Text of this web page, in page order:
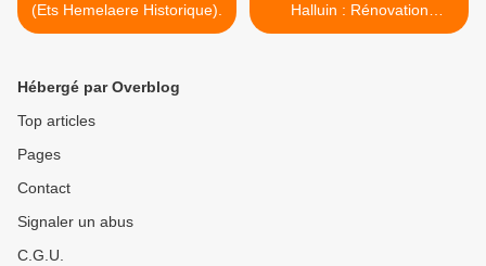
(Ets Hemelaere Historique).
Halluin : Rénovation
Toiture... Nouvelles Portes
Hébergé par Overblog
Top articles
Pages
Contact
Signaler un abus
C.G.U.